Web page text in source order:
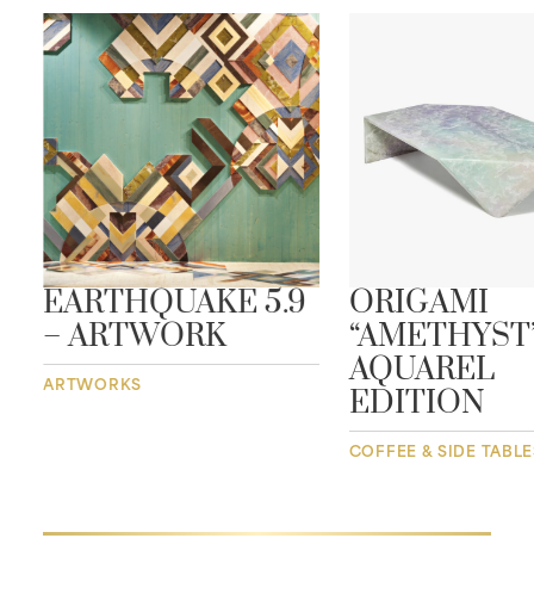
EARTHQUAKE 5.9
– ARTWORK
ARTWORKS
ORIGAMI
AQUAREL
EDITION
COFFEE & SIDE